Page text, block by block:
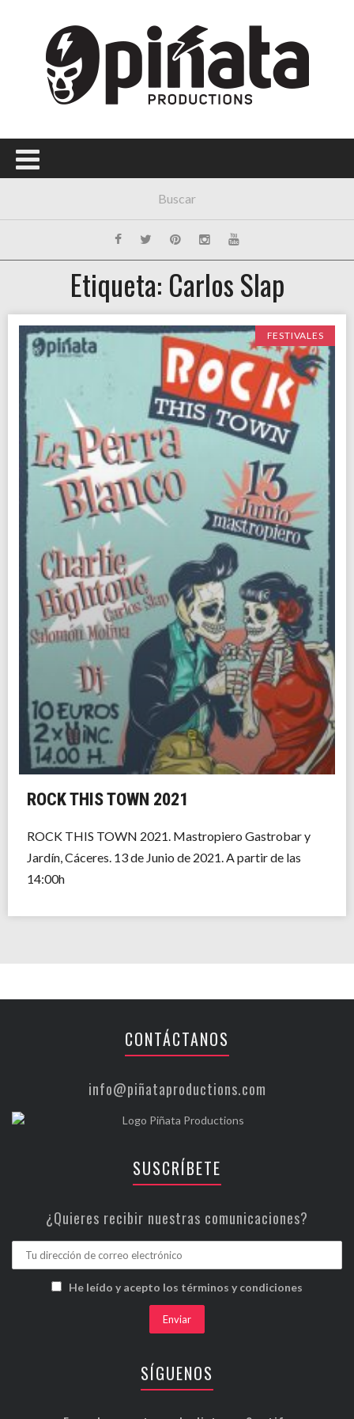
Etiqueta: Carlos Slap
FESTIVALES
ROCK THIS TOWN 2021
ROCK THIS TOWN 2021. Mastropiero Gastrobar y
Jardín, Cáceres. 13 de Junio de 2021. A partir de las
14:00h
CONTÁCTANOS
info@piñataproductions.com
SUSCRÍBETE
¿Quieres recibir nuestras comunicaciones?
He leído y acepto los términos y condiciones
SÍGUENOS